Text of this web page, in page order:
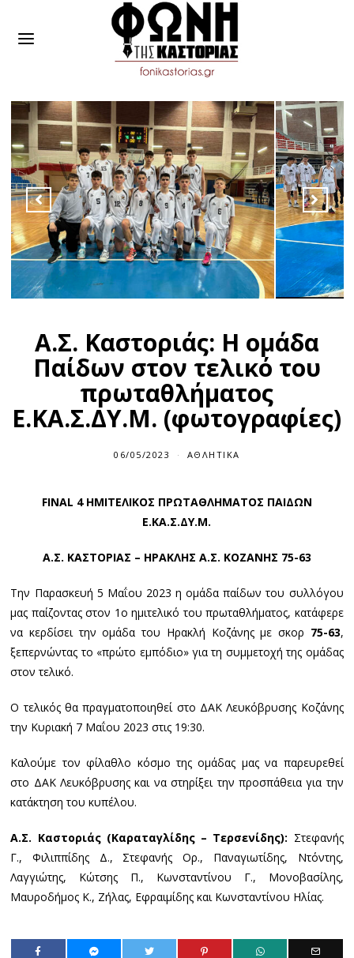
Α.Σ. Καστοριάς: Η ομάδα
Παίδων στον τελικό του
πρωταθλήματος
Ε.ΚΑ.Σ.ΔΥ.Μ. (φωτογραφίες)
06/05/2023 ΑΘΛΗΤΙΚΆ
FINAL 4 ΗΜΙΤΕΛΙΚΟΣ ΠΡΩΤΑΘΛΗΜΑΤΟΣ ΠΑΙΔΩΝ
Ε.ΚΑ.Σ.ΔΥ.Μ.
Α.Σ. ΚΑΣΤΟΡΙΑΣ – ΗΡΑΚΛΗΣ Α.Σ. ΚΟΖΑΝΗΣ 75-63
Την Παρασκευή 5 Μαΐου 2023 η ομάδα παίδων του συλλόγου
μας παίζοντας στον 1ο ημιτελικό του πρωταθλήματος, κατάφερε
να κερδίσει την ομάδα του Ηρακλή Κοζάνης με σκορ 75-63,
ξεπερνώντας το «πρώτο εμπόδιο» για τη συμμετοχή της ομάδας
στον τελικό.
Ο τελικός θα πραγματοποιηθεί στο ΔΑΚ Λευκόβρυσης Κοζάνης
την Κυριακή 7 Μαΐου 2023 στις 19:30.
Καλούμε τον φίλαθλο κόσμο της ομάδας μας να παρευρεθεί
στο ΔΑΚ Λευκόβρυσης και να στηρίξει την προσπάθεια για την
κατάκτηση του κυπέλου.
Α.Σ. Καστοριάς (Καραταγλίδης – Τερσενίδης): Στεφανής
Γ., Φιλιππίδης Δ., Στεφανής Ορ., Παναγιωτίδης, Ντόντης,
Λαγγιώτης, Κώτσης Π., Κωνσταντίνου Γ., Μονοβασίλης,
Μαυροδήμος Κ., Ζήλας, Εφραιμίδης και Κωνσταντίνου Ηλίας.